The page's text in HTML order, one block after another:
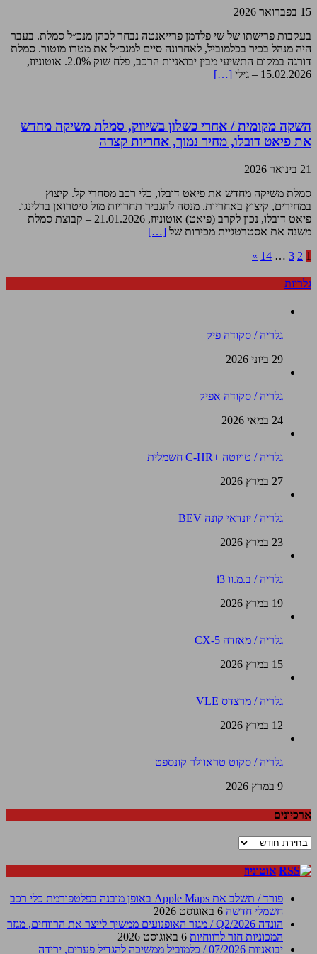
15 בפברואר 2026
בעקבות פרישתו של שי פלדמן פרייאנטה נבחר לכהן מנכ״ל סמלת. בעבר
היה מנהל בכיר בכלמוביל, לאחרונה סיים למנכ״ל את מטרו מוטור. סמלת
דורגה במקום התשיעי מבין יבואניות הרכב, פלח שוק 2.0%. אוטוניוז,
15.02.2026 – גילי
[…]
השקה מקומית / אחרי כשלון בשיווק, סמלת משיקה מחדש
את פיאט דובלו, מחיר נמוך, אחריות קצרה
21 בינואר 2026
סמלת משיקה מחדש את פיאט דובלו, כלי רכב מסחרי קל. קיצוץ
במחירים, קיצוץ באחריות. מנסה להגביר תחרויות מול סיטרואן ברלינגו.
פיאט דובלו, נכון לקרב (פיאט) אוטוניוז, 21.01.2026 – קבוצת סמלת
משנה את אסטרטגיית מכירות של […]
1
2
3
…
14
»
גלריות
גלריה / סקודה פיק
29 ביוני 2026
גלריה / סקודה אפיק
24 במאי 2026
גלריה / טויוטה +C-HR חשמלית
27 במרץ 2026
גלריה / יונדאי קונה BEV
23 במרץ 2026
גלריה / ב.מ.וו i3
19 במרץ 2026
גלריה / מאזדה CX-5
15 במרץ 2026
גלריה / מרצדס VLE
12 במרץ 2026
גלריה / סקוט טראוולר קונספט
9 במרץ 2026
ארכיונים
ארכיונים
אוטוניוז
פורד / תשלב את Apple Maps באופן מובנה בפלטפורמת כלי רכב
חשמלי חדשה 6 באוגוסט 2026
הונדה Q2/2026 / מגזר האופנועים ממשיך לייצר את הרווחים, מגזר
המכוניות חזר לרווחיות 6 באוגוסט 2026
יבואניות 07/2026 / כלמוביל ממשיכה להגדיל פערים, ירידה